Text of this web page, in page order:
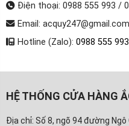
Điện thoại: 0988 555 993 /
Email: acquy247@gmail.com
Hotline (Zalo): 0988 555 993
HỆ THỐNG CỬA HÀNG
Địa chỉ: Số 8, ngõ 94 đường